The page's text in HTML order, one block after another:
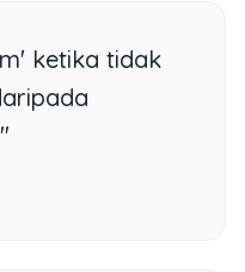
ketika tidak